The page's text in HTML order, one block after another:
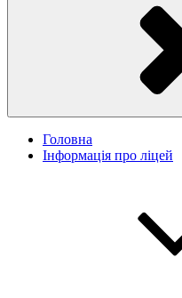
Головна
Інформація про ліцей